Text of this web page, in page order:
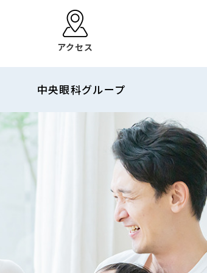
アクセス
中央眼科グループ